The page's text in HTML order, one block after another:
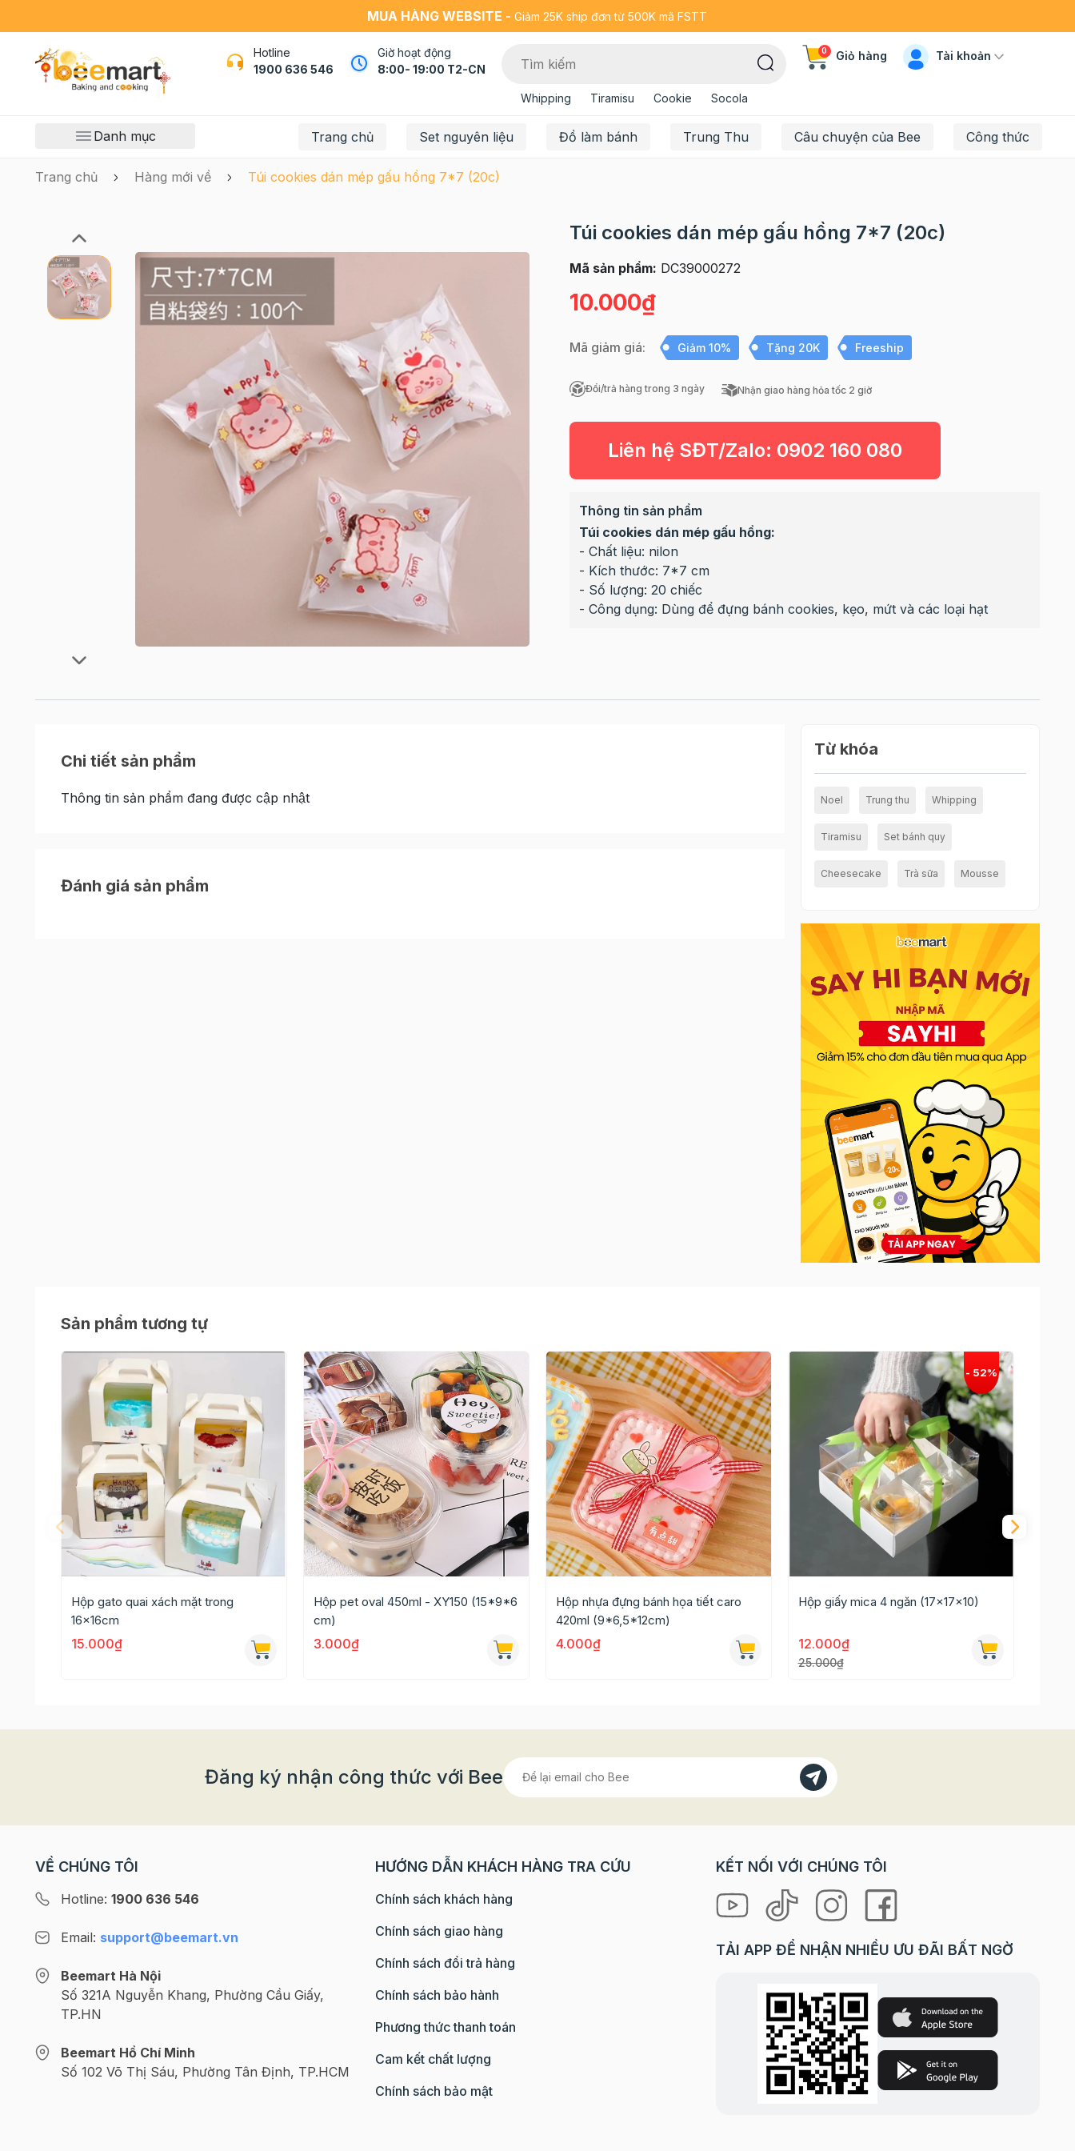
MUA HÀNG WEBSITE - Giảm 25K ship đơn từ 500K mã FSTT
Hotline
1900 636 546
Giờ hoạt động
8:00- 19:00 T2-CN
Whipping Tiramisu Cookie Socola
0 Giỏ hàng Tài khoản
Danh mục Trang chủ Set nguyên liệu Đồ làm bánh Trung Thu Câu chuyện của Bee Công thức
Trang chủ Hàng mới về Túi cookies dán mép gấu hồng 7*7 (20c)
Túi cookies dán mép gấu hồng 7*7 (20c)
Mã sản phẩm: DC39000272
10.000₫
Mã giảm giá: Giảm 10% Tặng 20K Freeship
Đổi/trả hàng trong 3 ngày Nhận giao hàng hỏa tốc 2 giờ
Liên hệ SĐT/Zalo: 0902 160 080
Thông tin sản phẩm
Túi cookies dán mép gấu hồng:
- Chất liệu: nilon
- Kích thước: 7*7 cm
- Số lượng: 20 chiếc
- Công dụng: Dùng để đựng bánh cookies, kẹo, mứt và các loại hạt
Chi tiết sản phẩm
Thông tin sản phẩm đang được cập nhật
Đánh giá sản phẩm
Từ khóa
Noel Trung thu Whipping
Tiramisu Set bánh quy
Cheesecake Trà sữa Mousse
Sản phẩm tương tự
Hộp gato quai xách mặt trong
16x16cm
15.000₫
Hộp pet oval 450ml - XY150 (15*9*6
cm)
3.000₫
Hộp nhựa đựng bánh họa tiết caro
420ml (9*6,5*12cm)
4.000₫
Hộp giấy mica 4 ngăn (17x17x10)
12.000₫
25.000₫
Đăng ký nhận công thức với Bee
VỀ CHÚNG TÔI
Hotline: 1900 636 546
Email: support@beemart.vn
Beemart Hà Nội
Số 321A Nguyễn Khang, Phường Cầu Giấy,
TP.HN
Beemart Hồ Chí Minh
Số 102 Võ Thị Sáu, Phường Tân Định, TP.HCM
HƯỚNG DẪN KHÁCH HÀNG TRA CỨU
Chính sách khách hàng
Chính sách giao hàng
Chính sách đổi trả hàng
Chính sách bảo hành
Phương thức thanh toán
Cam kết chất lượng
Chính sách bảo mật
KẾT NỐI VỚI CHÚNG TÔI
TẢI APP ĐỂ NHẬN NHIỀU ƯU ĐÃI BẤT NGỜ